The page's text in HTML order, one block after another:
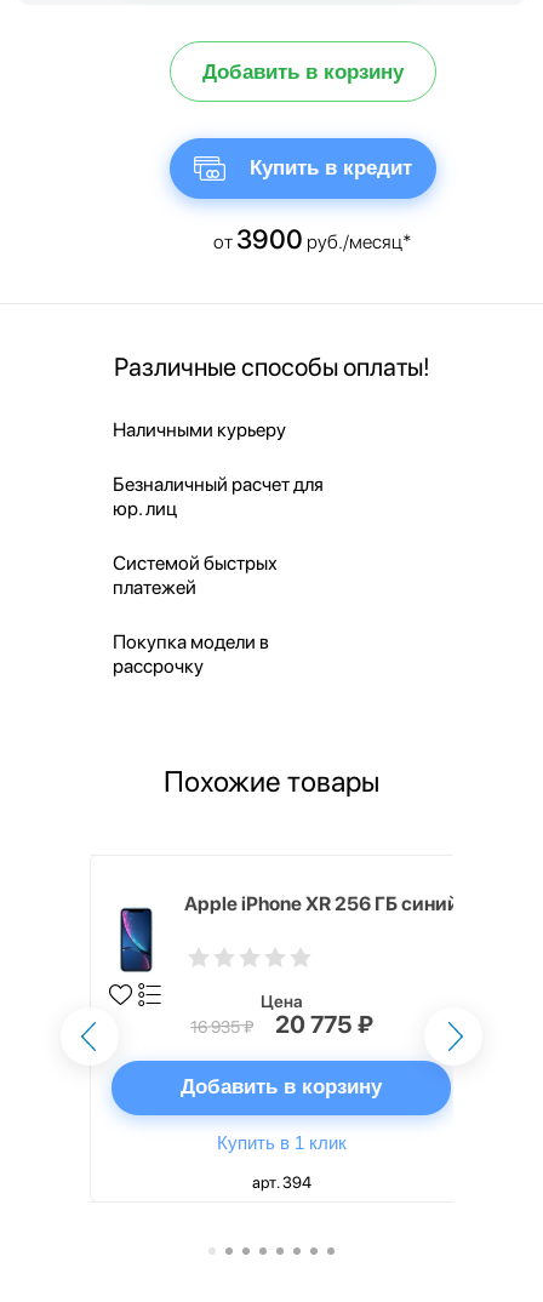
Добавить в корзину
Купить в кредит
от 3900 руб./месяц*
Различные способы оплаты!
Наличными курьеру
Безналичный расчет для
юр. лиц
Системой быстрых
платежей
Покупка модели в
рассрочку
Похожие товары
Apple iPhone XR 256 ГБ синий
Цена
16 935 ₽
20 775 ₽
Добавить в корзину
Купить в 1 клик
арт. 394